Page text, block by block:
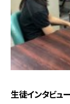
生徒インタビュ